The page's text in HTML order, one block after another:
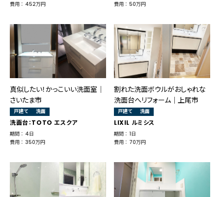
費用 ： 452万円
費用 ： 50万円
真似したい！かっこいい洗面室│
さいたま市
戸建て 洗面
洗面台：TOTO エスクア
期間 ： 4日
費用 ： 350万円
割れた洗面ボウルがおしゃれな
洗面台へリフォーム｜上尾市
戸建て 洗面
LIXIL ルミシス
期間 ： 1日
費用 ： 70万円